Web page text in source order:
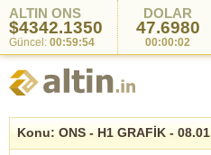
ALTIN ONS
$4342.1350
Güncel: 00:59:54
DOLAR
47.6980
00:00:02
Konu: ONS - H1 GRAFİK -